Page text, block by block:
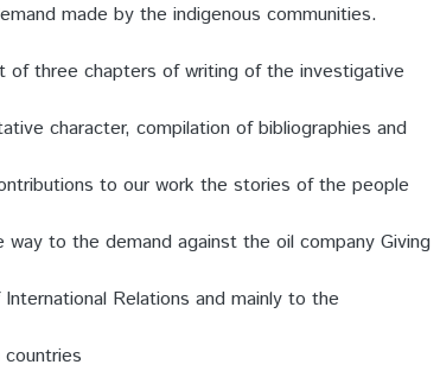
made by the indigenous communities.
of three chapters of writing of the investigative
character, compilation of bibliographies and
to our work the stories of the people
way to the demand against the oil company Giving
Relations and mainly to the